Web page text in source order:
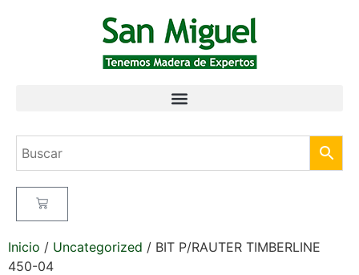
Inicio / Uncategorized / BIT P/RAUTER TIMBERLINE
450-04